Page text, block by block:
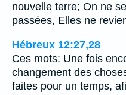
nouvelle terre; On ne
passées, Elles ne
Hébreux 12:27,28
Ces mots: Une fois
changement des
faites pour un temps,